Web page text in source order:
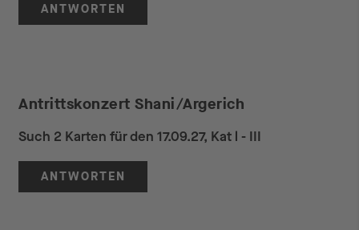
ANTWORTEN
Antrittskonzert Shani/Argerich
Such 2 Karten für den 17.09.27, Kat l - III
ANTWORTEN